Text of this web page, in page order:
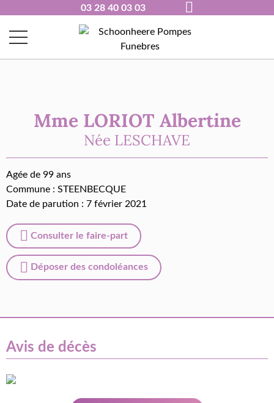
03 28 40 03 03
Mme LORIOT Albertine
Née LESCHAVE
Agée de 99 ans
Commune : STEENBECQUE
Date de parution : 7 février 2021
Consulter le faire-part
Déposer des condoléances
Avis de décès